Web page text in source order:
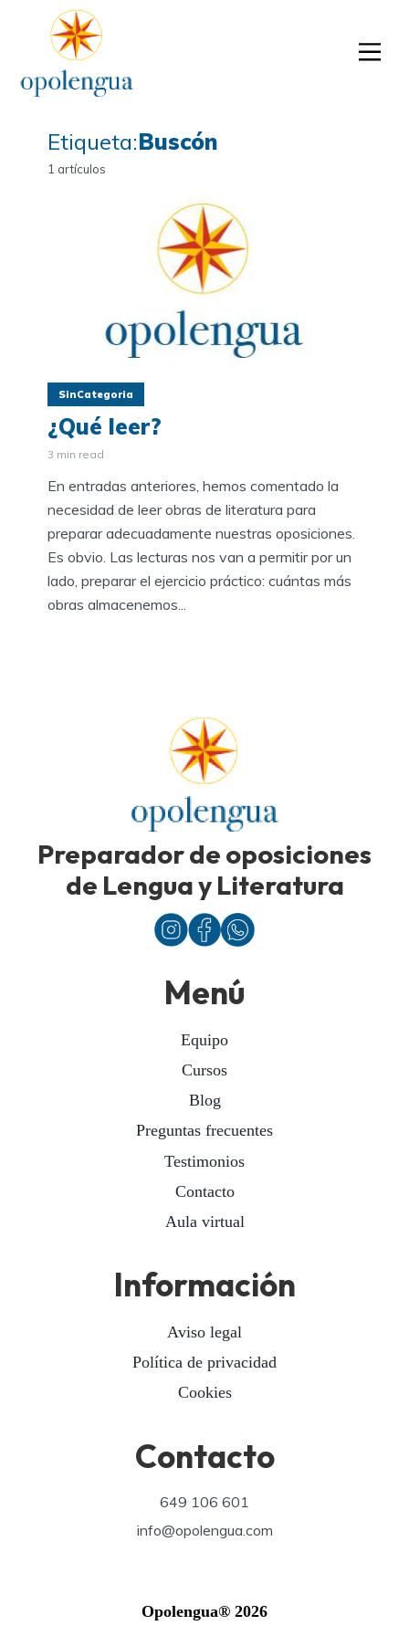
Etiqueta:Buscón
1 artículos
SinCategoria
¿Qué leer?
3 min read
En entradas anteriores, hemos comentado la
necesidad de leer obras de literatura para
preparar adecuadamente nuestras oposiciones.
Es obvio. Las lecturas nos van a permitir por un
lado, preparar el ejercicio práctico: cuántas más
obras almacenemos...
Preparador de oposiciones
de Lengua y Literatura
Menú
Equipo
Cursos
Blog
Preguntas frecuentes
Testimonios
Contacto
Aula virtual
Información
Aviso legal
Política de privacidad
Cookies
Contacto
649 106 601
info@opolengua.com
Opolengua® 2026